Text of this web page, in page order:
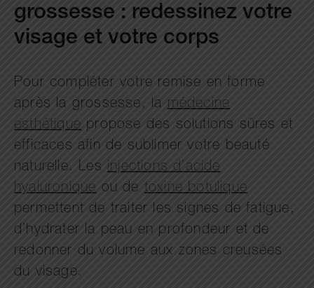
grossesse : redessinez votre
visage et votre corps
Pour compléter votre remise en forme
après la grossesse, lamédecine
esthétique propose des solutions sûres et
efficaces afin de sublimer votre beauté
naturelle. Les injections d’acide
hyaluroniqueou de toxine botulique
permettent de traiter les signes de fatigue,
d’hydrater la peau en profondeur et de
redonner du volume aux zones creusées
du visage.